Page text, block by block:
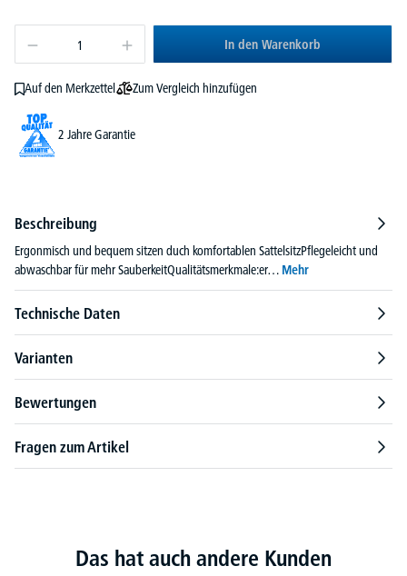
In den Warenkorb
Auf den Merkzettel Zum Vergleich hinzufügen
2 Jahre Garantie
Beschreibung
Ergonmisch und bequem sitzen duch komfortablen SattelsitzPflegeleicht und
abwaschbar für mehr SauberkeitQualitätsmerkmale:er… Mehr
Technische Daten
Varianten
Bewertungen
Fragen zum Artikel
Das hat auch andere Kunden